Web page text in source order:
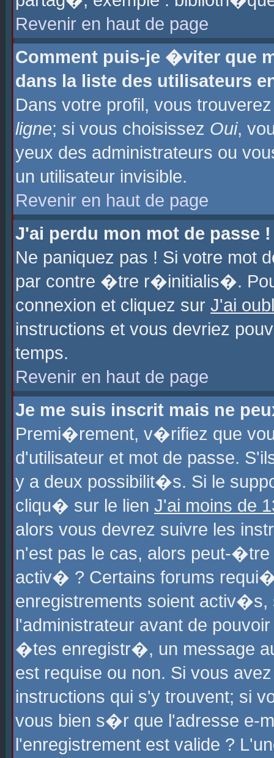
Revenir en haut de page
Comment puis-je �viter que
dans la liste des utilisateurs
Dans votre profil, vous
ligne; si vous choisissez Oui,
yeux des administrateurs ou
un utilisateur invisible.
Revenir en haut de page
J'ai perdu mon mot de passe !
Ne paniquez pas ! Si votre
par contre �tre r�initialis�.
connexion et cliquez sur J'ai
instructions et vous devriez
temps.
Revenir en haut de page
Je me suis inscrit mais ne
Premi�rement, v�rifiez que
d'utilisateur et mot de passe.
y a deux possibilit�s. Si le
cliqu� sur le lien J'ai moins de
alors vous devrez suivre les
n'est pas le cas, alors peut-
activ� ? Certains forums
enregistrements soient
l'administrateur avant de
�tes enregistr�, un message
est requise ou non. Si vous
instructions qui s'y trouvent; si
vous bien s�r que l'adresse e-
l'enregistrement est valide ?